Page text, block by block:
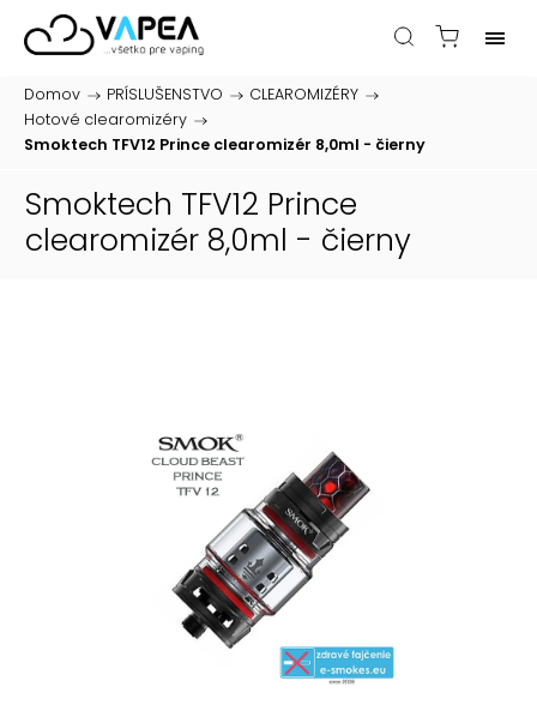
Domov / PRÍSLUŠENSTVO / CLEAROMIZÉRY /
Hotové clearomizéry /
Smoktech TFV12 Prince clearomizér 8,0ml - čierny
Smoktech TFV12 Prince
clearomizér 8,0ml - čierny